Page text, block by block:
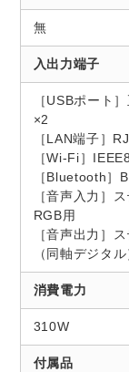
無
入出力端子
［USBポート
×2
［LAN端子］
［Wi-Fi］
［Bluetooth］
［音声入力］
RGB用
［音声出力］
（同軸デジタル
消費電力
310W
付属品